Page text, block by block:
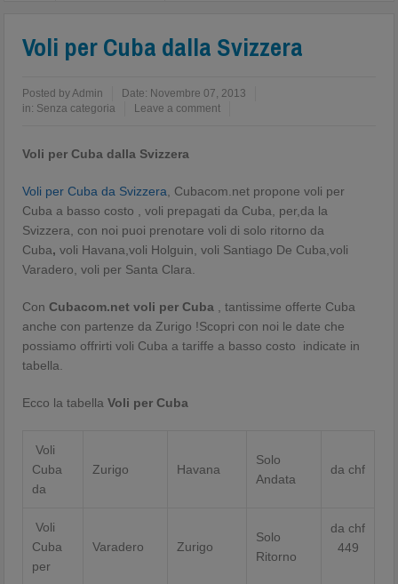
Voli per Cuba dalla Svizzera
Posted byAdmin Date: Novembre 07, 2013
in: Senza categoria Leave a comment
Voli per Cuba dalla Svizzera
Voli per Cuba da Svizzera
Cubacom.net propone voli per
Cuba a basso costo , voli prepagati da Cuba, per,da la
Svizzera, con noi puoi prenotare voli di solo ritorno da
Cuba,voli Havana,voli Holguin, voli Santiago De Cuba,voli
Varadero, voli per Santa Clara.
ConCubacom.net voli per Cuba , tantissime offerte Cuba
anche con partenze da Zurigo !Scopri con noi le date che
possiamo offrirti voli Cuba a tariffe a basso costo indicate in
tabella.
Ecco la tabella Voli per Cuba
Voli
Cuba
da
Zurigo Havana
Solo
Andata
da chf
Voli
Cuba
per
Varadero Zurigo
Solo
Ritorno
da chf
449